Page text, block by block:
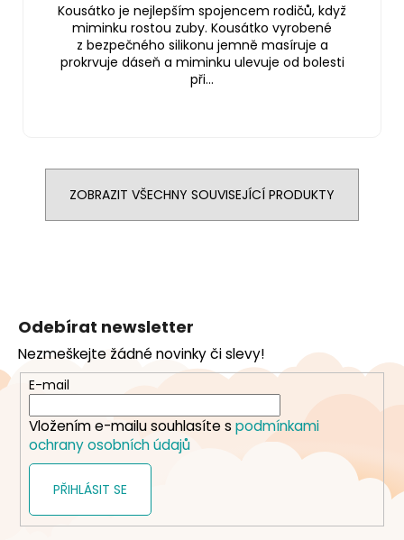
Kousátko je nejlepším spojencem rodičů, když
miminku rostou zuby. Kousátko vyrobené
z bezpečného silikonu jemně masíruje a
prokrvuje dáseň a miminku ulevuje od bolesti
při...
ZOBRAZIT VŠECHNY SOUVISEJÍCÍ PRODUKTY
a
t
Odebírat newsletter
Nezmeškejte žádné novinky či slevy!
E-mail
Vložením e-mailu souhlasíte s podmínkami
ochrany osobních údajů
PŘIHLÁSIT SE